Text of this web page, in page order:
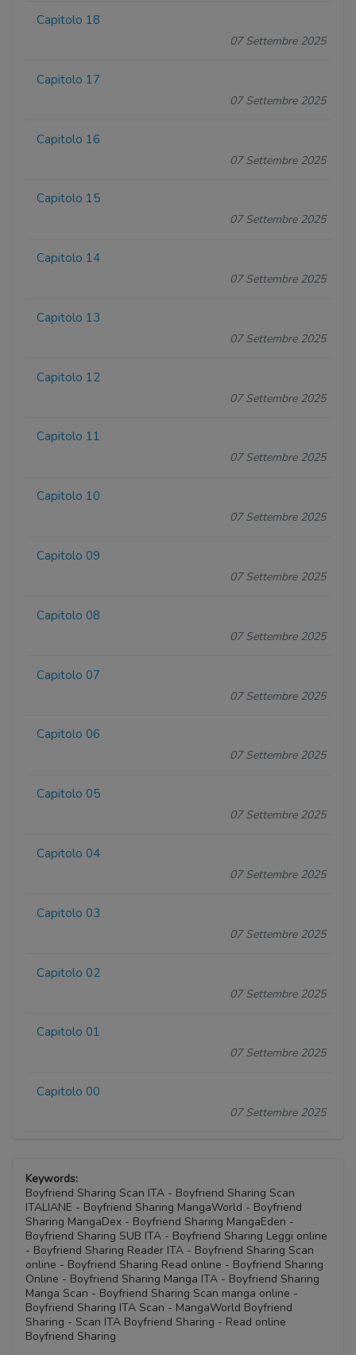
Capitolo 18
07 Settembre 2025
Capitolo 17
07 Settembre 2025
Capitolo 16
07 Settembre 2025
Capitolo 15
07 Settembre 2025
Capitolo 14
07 Settembre 2025
Capitolo 13
07 Settembre 2025
Capitolo 12
07 Settembre 2025
Capitolo 11
07 Settembre 2025
Capitolo 10
07 Settembre 2025
Capitolo 09
07 Settembre 2025
Capitolo 08
07 Settembre 2025
Capitolo 07
07 Settembre 2025
Capitolo 06
07 Settembre 2025
Capitolo 05
07 Settembre 2025
Capitolo 04
07 Settembre 2025
Capitolo 03
07 Settembre 2025
Capitolo 02
07 Settembre 2025
Capitolo 01
07 Settembre 2025
Capitolo 00
07 Settembre 2025
Keywords:
Boyfriend Sharing Scan ITA - Boyfriend Sharing Scan
ITALIANE - Boyfriend Sharing MangaWorld - Boyfriend
Sharing MangaDex - Boyfriend Sharing MangaEden -
Boyfriend Sharing SUB ITA - Boyfriend Sharing Leggi online
- Boyfriend Sharing Reader ITA - Boyfriend Sharing Scan
online - Boyfriend Sharing Read online - Boyfriend Sharing
Online - Boyfriend Sharing Manga ITA - Boyfriend Sharing
Manga Scan - Boyfriend Sharing Scan manga online -
Boyfriend Sharing ITA Scan - MangaWorld Boyfriend
Sharing - Scan ITA Boyfriend Sharing - Read online
Boyfriend Sharing